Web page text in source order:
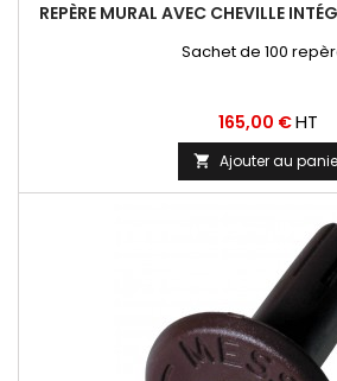
REPÈRE MURAL AVEC CHEVILLE
Sachet de 100
Prix
165,00 €HT
 Ajouter au